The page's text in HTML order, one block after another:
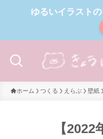
ゆるいイラスト
ホーム つくる えらぶ 壁紙
【